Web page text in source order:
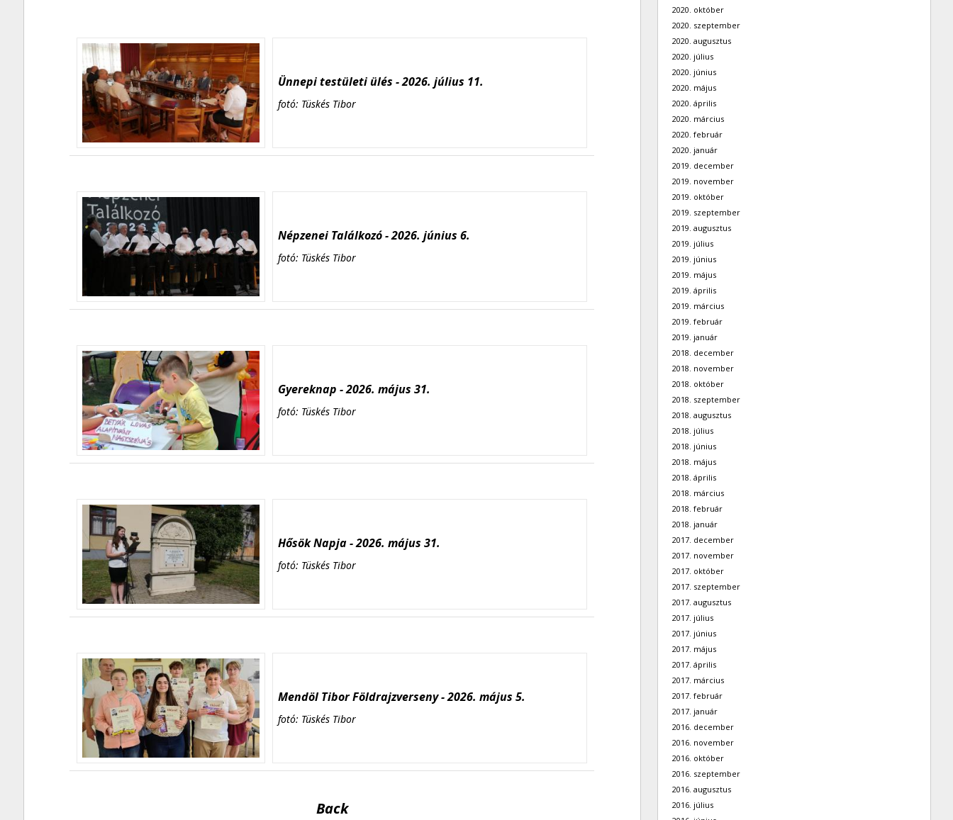
Ünnepi testületi ülés - 2026. július 11.
fotó: Tüskés Tibor
Népzenei Találkozó - 2026. június 6.
fotó: Tüskés Tibor
Gyereknap - 2026. május 31.
fotó: Tüskés Tibor
Hősök Napja - 2026. május 31.
fotó: Tüskés Tibor
Mendöl Tibor Földrajzverseny - 2026. május 5.
fotó: Tüskés Tibor
Back
2020. október
2020. szeptember
2020. augusztus
2020. július
2020. június
2020. május
2020. április
2020. március
2020. február
2020. január
2019. december
2019. november
2019. október
2019. szeptember
2019. augusztus
2019. július
2019. június
2019. május
2019. április
2019. március
2019. február
2019. január
2018. december
2018. november
2018. október
2018. szeptember
2018. augusztus
2018. július
2018. június
2018. május
2018. április
2018. március
2018. február
2018. január
2017. december
2017. november
2017. október
2017. szeptember
2017. augusztus
2017. július
2017. június
2017. május
2017. április
2017. március
2017. február
2017. január
2016. december
2016. november
2016. október
2016. szeptember
2016. augusztus
2016. július